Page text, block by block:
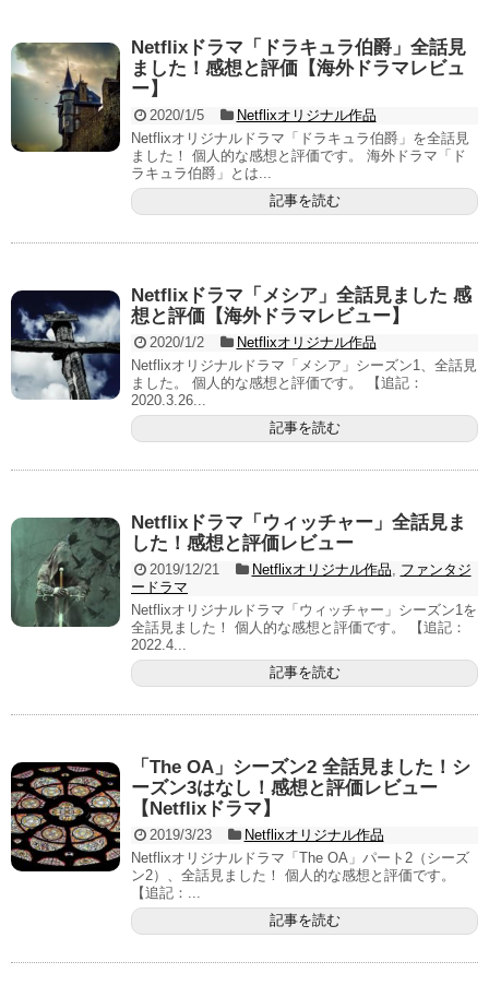
Netflixドラマ「ドラキュラ伯爵」全話見
ました！感想と評価【海外ドラマレビュ
ー】
2020/1/5
Netflixオリジナル作品
Netflixオリジナルドラマ「ドラキュラ伯爵」を全話見
ました！ 個人的な感想と評価です。 海外ドラマ「ド
ラキュラ伯爵」とは...
記事を読む
Netflixドラマ「メシア」全話見ました 感
想と評価【海外ドラマレビュー】
2020/1/2
Netflixオリジナル作品
Netflixオリジナルドラマ「メシア」シーズン1、全話見
ました。 個人的な感想と評価です。 【追記：
2020.3.26...
記事を読む
Netflixドラマ「ウィッチャー」全話見ま
した！感想と評価レビュー
2019/12/21 Netflixオリジナル作品, ファンタジ
ードラマ
Netflixオリジナルドラマ「ウィッチャー」シーズン1を
全話見ました！ 個人的な感想と評価です。 【追記：
2022.4...
記事を読む
「The OA」シーズン2 全話見ました！シ
ーズン3はなし！感想と評価レビュー
【Netflixドラマ】
2019/3/23
Netflixオリジナル作品
Netflixオリジナルドラマ「The OA」パート2（シーズ
ン2）、全話見ました！ 個人的な感想と評価です。
【追記：...
記事を読む